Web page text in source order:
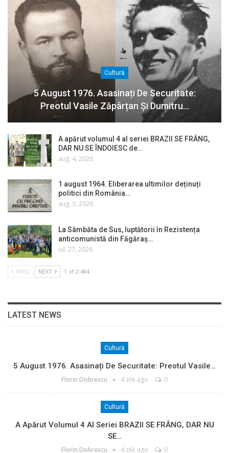
Cultură
5 August 1976. Asasinați De Securitate:
Preotul Vasile Zăpârțan Și Dumitru…
A apărut volumul 4 al seriei BRAZII SE FRÂNG,
DAR NU SE ÎNDOIESC de…
aug. 4, 2026
1 august 1964. Eliberarea ultimilor deținuți
politici din România…
aug. 3, 2026
La Sâmbăta de Sus, luptătorii în Rezistența
anticomunistă din Făgăraș…
iul. 27, 2026
PREV NEXT 1 of 2.484
LATEST NEWS
Cultură
5 August 1976. Asasinați De Securitate: Preotul Vasile…
Florin Dobrescu 4 zile ago 0
Cultură
A Apărut Volumul 4 Al Seriei BRAZII SE FRÂNG, DAR NU
SE…
Florin Dobrescu 4 zile ago 0